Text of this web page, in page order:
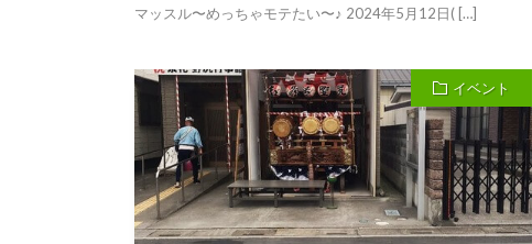
マッスル〜めっちゃモテたい〜♪ 2024年5月12日( […]
イベント